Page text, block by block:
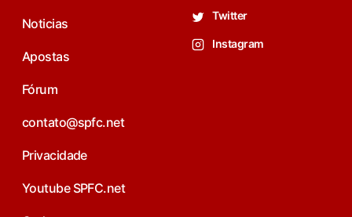
Noticias
Apostas
Fórum
contato@spfc.net
Privacidade
Youtube SPFC.net
Twitter
Instagram